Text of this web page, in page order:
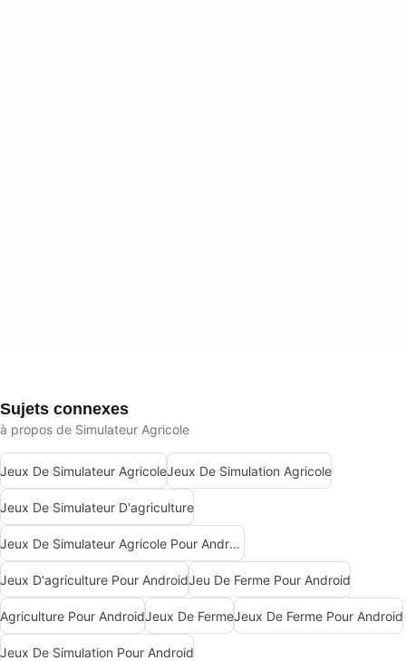
Sujets connexes
à propos de Simulateur Agricole
Jeux De Simulateur AgricoleJeux De Simulation Agricole
Jeux De Simulateur D'agriculture
Jeux De Simulateur Agricole Pour Android
Jeux D'agriculture Pour AndroidJeu De Ferme Pour Android
Agriculture Pour AndroidJeux De FermeJeux De Ferme Pour Android
Jeux De Simulation Pour Android